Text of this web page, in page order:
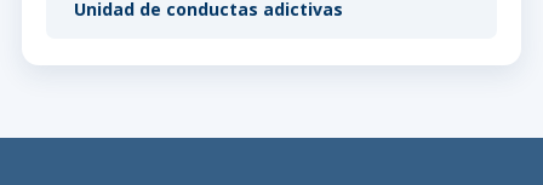
Unidad de conductas adictivas